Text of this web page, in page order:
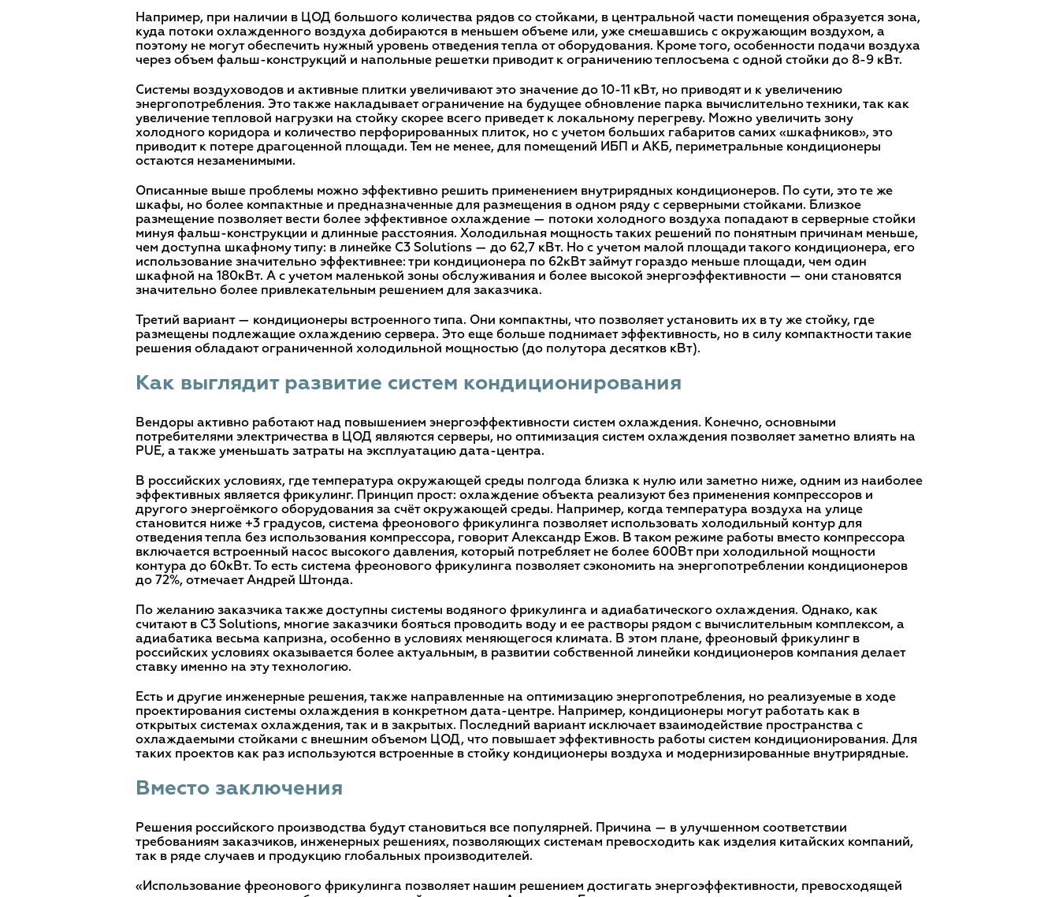
Например, при наличии в ЦОД большого количества рядов со стойками, в центральной части помещения образуется зона,
куда потоки охлажденного воздуха добираются в меньшем объеме или, уже смешавшись с окружающим воздухом, а
поэтому не могут обеспечить нужный уровень отведения тепла от оборудования. Кроме того, особенности подачи воздуха
через объем фальш-конструкций и напольные решетки приводит к ограничению теплосъема с одной стойки до 8-9 кВт.
Системы воздуховодов и активные плитки увеличивают это значение до 10-11 кВт, но приводят и к увеличению
энергопотребления. Это также накладывает ограничение на будущее обновление парка вычислительно техники, так как
увеличение тепловой нагрузки на стойку скорее всего приведет к локальному перегреву. Можно увеличить зону
холодного коридора и количество перфорированных плиток, но с учетом больших габаритов самих «шкафников», это
приводит к потере драгоценной площади. Тем не менее, для помещений ИБП и АКБ, периметральные кондиционеры
остаются незаменимыми.
Описанные выше проблемы можно эффективно решить применением внутрирядных кондиционеров. По сути, это те же
шкафы, но более компактные и предназначенные для размещения в одном ряду с серверными стойками. Близкое
размещение позволяет вести более эффективное охлаждение — потоки холодного воздуха попадают в серверные стойки
минуя фальш-конструкции и длинные расстояния. Холодильная мощность таких решений по понятным причинам меньше,
чем доступна шкафному типу: в линейке C3 Solutions — до 62,7 кВт. Но с учетом малой площади такого кондиционера, его
использование значительно эффективнее: три кондиционера по 62кВт займут гораздо меньше площади, чем один
шкафной на 180кВт. А с учетом маленькой зоны обслуживания и более высокой энергоэффективности — они становятся
значительно более привлекательным решением для заказчика.
Третий вариант — кондиционеры встроенного типа. Они компактны, что позволяет установить их в ту же стойку, где
размещены подлежащие охлаждению сервера. Это еще больше поднимает эффективность, но в силу компактности такие
решения обладают ограниченной холодильной мощностью (до полутора десятков кВт).
Как выглядит развитие систем кондиционирования
Вендоры активно работают над повышением энергоэффективности систем охлаждения. Конечно, основными
потребителями электричества в ЦОД являются серверы, но оптимизация систем охлаждения позволяет заметно влиять на
РUЕ, а также уменьшать затраты на эксплуатацию дата-центра.
В российских условиях, где температура окружающей среды полгода близка к нулю или заметно ниже, одним из наиболее
эффективных является фрикулинг. Принцип прост: охлаждение объекта реализуют без применения компрессоров и
другого энергоёмкого оборудования за счёт окружающей среды. Например, когда температура воздуха на улице
становится ниже +3 градусов, система фреонового фрикулинга позволяет использовать холодильный контур для
отведения тепла без использования компрессора, говорит Александр Ежов. В таком режиме работы вместо компрессора
включается встроенный насос высокого давления, который потребляет не более 600Вт при холодильной мощности
контура до 60кВт. То есть система фреонового фрикулинга позволяет сэкономить на энергопотреблении кондиционеров
до 72%, отмечает Андрей Штонда.
По желанию заказчика также доступны системы водяного фрикулинга и адиабатического охлаждения. Однако, как
считают в C3 Solutions, многие заказчики бояться проводить воду и ее растворы рядом с вычислительным комплексом, а
адиабатика весьма капризна, особенно в условиях меняющегося климата. В этом плане, фреоновый фрикулинг в
российских условиях оказывается более актуальным, в развитии собственной линейки кондиционеров компания делает
ставку именно на эту технологию.
Есть и другие инженерные решения, также направленные на оптимизацию энергопотребления, но реализуемые в ходе
проектирования системы охлаждения в конкретном дата-центре. Например, кондиционеры могут работать как в
открытых системах охлаждения, так и в закрытых. Последний вариант исключает взаимодействие пространства с
охлаждаемыми стойками с внешним объемом ЦОД, что повышает эффективность работы систем кондиционирования. Для
таких проектов как раз используются встроенные в стойку кондиционеры воздуха и модернизированные внутрирядные.
Вместо заключения
Решения российского производства будут становиться все популярней. Причина — в улучшенном соответствии
требованиям заказчиков, инженерных решениях, позволяющих системам превосходить как изделия китайских компаний,
так в ряде случаев и продукцию глобальных производителей.
«Использование фреонового фрикулинга позволяет нашим решением достигать энергоэффективности, превосходящей